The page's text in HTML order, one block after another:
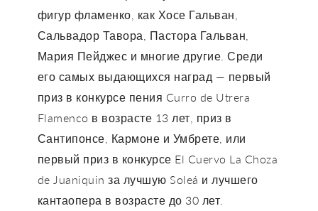
фигур фламенко, как Хосе Гальван,
Сальвадор Тавора, Пастора Гальван,
Мария Пейджес и многие другие. Среди
его самых выдающихся наград — первый
приз в конкурсе пения Curro de Utrera
Flamenco в возрасте 13 лет, приз в
Сантипонсе, Кармоне и Умбрете, или
первый приз в конкурсе El Cuervo La Choza
de Juaniquin за лучшую Soleá и лучшего
кантаопера в возрасте до 30 лет.